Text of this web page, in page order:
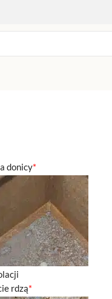
*
donicy
*
rdzą